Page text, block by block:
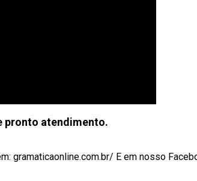
pronto atendimento.
gramaticaonline.com.br/ E em nosso